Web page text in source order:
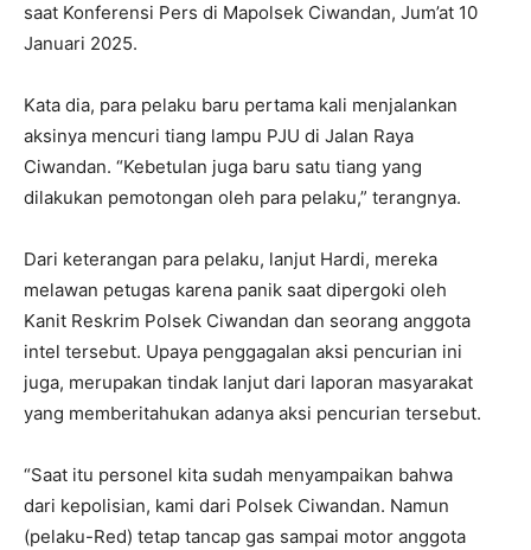
saat Konferensi Pers di Mapolsek Ciwandan, Jum’at 10
Januari 2025.
Kata dia, para pelaku baru pertama kali menjalankan
aksinya mencuri tiang lampu PJU di Jalan Raya
Ciwandan. “Kebetulan juga baru satu tiang yang
dilakukan pemotongan oleh para pelaku,” terangnya.
Dari keterangan para pelaku, lanjut Hardi, mereka
melawan petugas karena panik saat dipergoki oleh
Kanit Reskrim Polsek Ciwandan dan seorang anggota
intel tersebut. Upaya penggagalan aksi pencurian ini
juga, merupakan tindak lanjut dari laporan masyarakat
yang memberitahukan adanya aksi pencurian tersebut.
“Saat itu personel kita sudah menyampaikan bahwa
dari kepolisian, kami dari Polsek Ciwandan. Namun
(pelaku-Red) tetap tancap gas sampai motor anggota